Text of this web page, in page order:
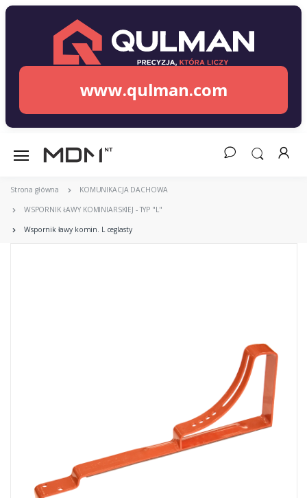
www.qulman.com
Strona główna KOMUNIKACJA DACHOWA
WSPORNIK ŁAWY KOMINIARSKIEJ - TYP "L"
Wspornik ławy komin. L ceglasty